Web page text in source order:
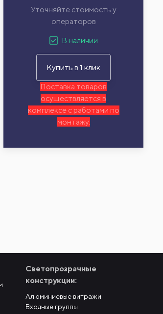
Уточняйте стоимость у
операторов
В наличии
Купить в 1 клик
Поставка товаров
осуществляется в
комплексе с работами по
монтажу.
Светопрозрачные
конструкции:
Алюминиевые витражи
Входные группы